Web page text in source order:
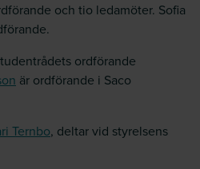
och tio ledamöter. Sofia
ordförande
är ordförande i Saco
Ternbo, deltar vid styrelsens